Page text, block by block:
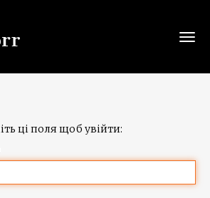
ці поля щоб увійти: